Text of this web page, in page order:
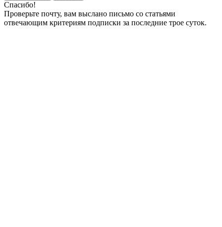
Спасибо!
Проверьте почту, вам выслано письмо со статьями
отвечающим критериям подписки за последние трое суток.